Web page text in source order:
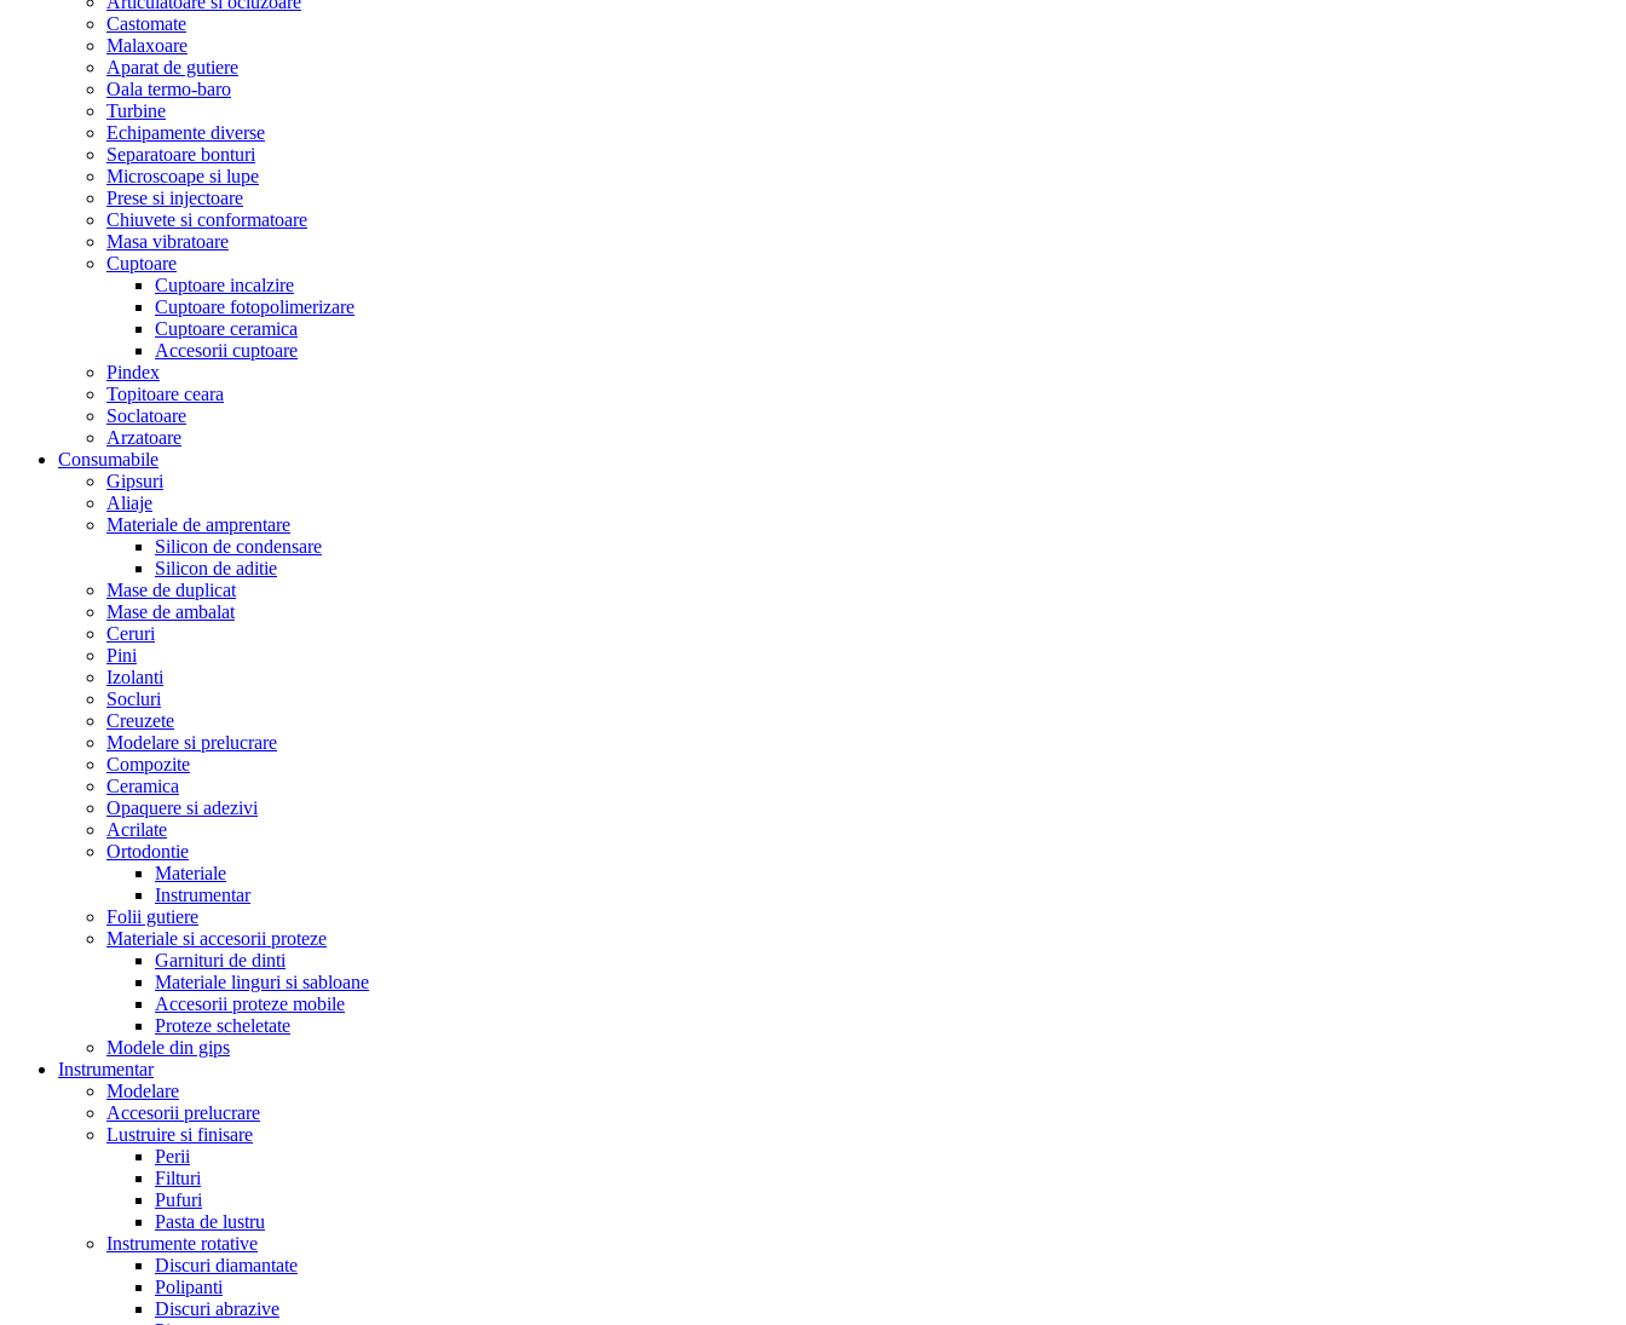
Castomate
Malaxoare
Aparat de gutiere
Oala termo-baro
Turbine
Echipamente diverse
Separatoare bonturi
Microscoape si lupe
Prese si injectoare
Chiuvete si conformatoare
Masa vibratoare
Cuptoare
Cuptoare incalzire
Cuptoare fotopolimerizare
Cuptoare ceramica
Accesorii cuptoare
Pindex
Topitoare ceara
Soclatoare
Arzatoare
Consumabile
Gipsuri
Aliaje
Materiale de amprentare
Silicon de condensare
Silicon de aditie
Mase de duplicat
Mase de ambalat
Ceruri
Pini
Izolanti
Socluri
Creuzete
Modelare si prelucrare
Compozite
Ceramica
Opaquere si adezivi
Acrilate
Ortodontie
Materiale
Instrumentar
Folii gutiere
Materiale si accesorii proteze
Garnituri de dinti
Materiale linguri si sabloane
Accesorii proteze mobile
Proteze scheletate
Modele din gips
Instrumentar
Modelare
Accesorii prelucrare
Lustruire si finisare
Perii
Filturi
Pufuri
Pasta de lustru
Instrumente rotative
Discuri diamantate
Polipanti
Discuri abrazive